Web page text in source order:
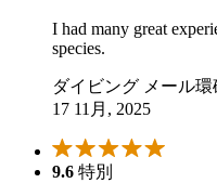
I had many great
species.
ダイビング メール環
17 11月, 2025
9.6 特別